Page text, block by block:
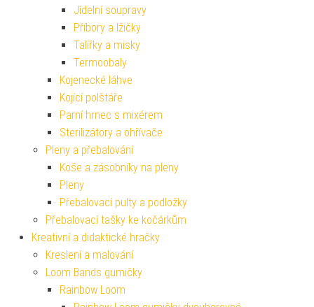
Jídelní soupravy
Příbory a lžičky
Talířky a misky
Termoobaly
Kojenecké láhve
Kojící polštáře
Parní hrnec s mixérem
Sterilizátory a ohřívače
Pleny a přebalování
Koše a zásobníky na pleny
Pleny
Přebalovací pulty a podložky
Přebalovací tašky ke kočárkům
Kreativní a didaktické hračky
Kreslení a malování
Loom Bands gumičky
Rainbow Loom